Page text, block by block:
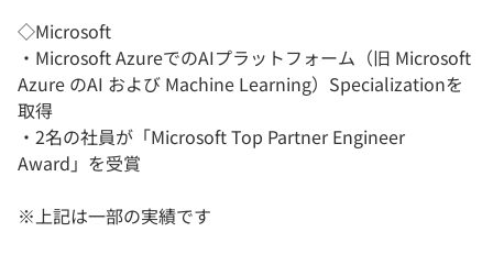
◇Microsoft
・Microsoft AzureでのAIプラットフォーム（旧 Microsoft
Azure のAI および Machine Learning）Specializationを
取得
・2名の社員が「Microsoft Top Partner Engineer
Award」を受賞
※上記は一部の実績です